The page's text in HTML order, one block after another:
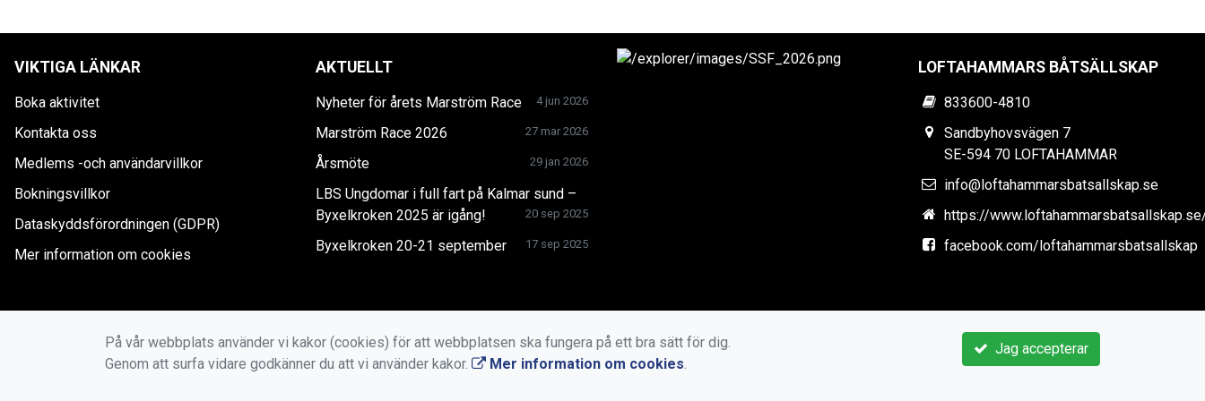
VIKTIGA LÄNKAR
Boka aktivitet
Kontakta oss
Medlems -och användarvillkor
Bokningsvillkor
Dataskyddsförordningen (GDPR)
Mer information om cookies
AKTUELLT
Nyheter för årets Marström Race 4 jun 2026
Marström Race 2026 27 mar 2026
Årsmöte 29 jan 2026
LBS Ungdomar i full fart på Kalmar sund –
Byxelkroken 2025 är igång!
20 sep 2025
Byxelkroken 20-21 september 17 sep 2025
LOFTAHAMMARS BÅTSÄLLSKAP
833600-4810
Sandbyhovsvägen 7
SE-594 70 LOFTAHAMMAR
info@loftahammarsbatsallskap.se
https://
facebook.com/loftahammarsbatsallskap
Jag accepterar
På vår webbplats använder vi kakor (cookies) för att webbplatsen ska fungera på ett bra sätt för dig.
Genom att surfa vidare godkänner du att vi använder kakor.
Mer information om cookies.